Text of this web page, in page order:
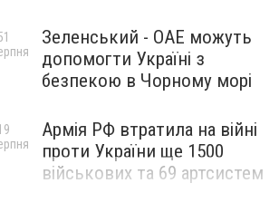
Зеленський - ОАЕ можуть
допомогти Україні з
безпекою в Чорному морі
Армія РФ втратила на війні
проти України ще 1500
військових та 69 артсистем